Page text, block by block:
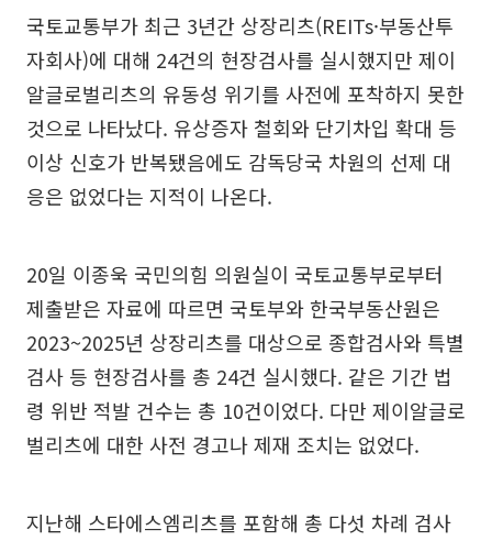
국토교통부가 최근 3년간 상장리츠(REITs·부동산투
자회사)에 대해 24건의 현장검사를 실시했지만 제이
알글로벌리츠의 유동성 위기를 사전에 포착하지 못한
것으로 나타났다. 유상증자 철회와 단기차입 확대 등
이상 신호가 반복됐음에도 감독당국 차원의 선제 대
응은 없었다는 지적이 나온다.
20일 이종욱 국민의힘 의원실이 국토교통부로부터
제출받은 자료에 따르면 국토부와 한국부동산원은
2023~2025년 상장리츠를 대상으로 종합검사와 특별
검사 등 현장검사를 총 24건 실시했다. 같은 기간 법
령 위반 적발 건수는 총 10건이었다. 다만 제이알글로
벌리츠에 대한 사전 경고나 제재 조치는 없었다.
지난해 스타에스엠리츠를 포함해 총 다섯 차례 검사